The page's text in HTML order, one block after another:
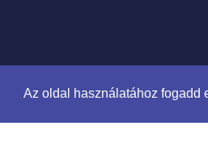
Az oldal használatához fogadd